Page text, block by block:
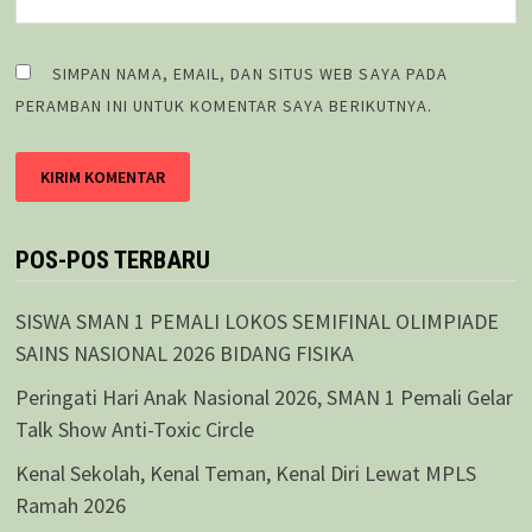
SIMPAN NAMA, EMAIL, DAN SITUS WEB SAYA PADA
PERAMBAN INI UNTUK KOMENTAR SAYA BERIKUTNYA.
POS-POS TERBARU
SISWA SMAN 1 PEMALI LOKOS SEMIFINAL OLIMPIADE
SAINS NASIONAL 2026 BIDANG FISIKA
Peringati Hari Anak Nasional 2026, SMAN 1 Pemali Gelar
Talk Show Anti-Toxic Circle
Kenal Sekolah, Kenal Teman, Kenal Diri Lewat MPLS
Ramah 2026